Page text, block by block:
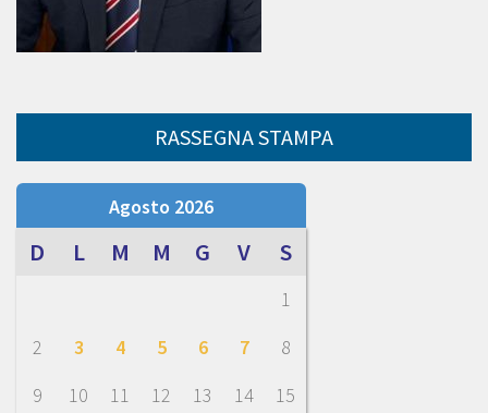
RASSEGNA STAMPA
Agosto 2026
D L M M G V S
1
2
3 4 5 6 7
8
9
10 11 12 13 14
15